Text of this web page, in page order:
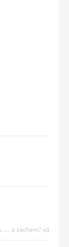
a zachem? xd